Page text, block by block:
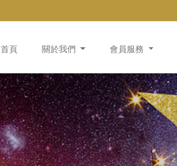
首頁 關於我們 會員服務